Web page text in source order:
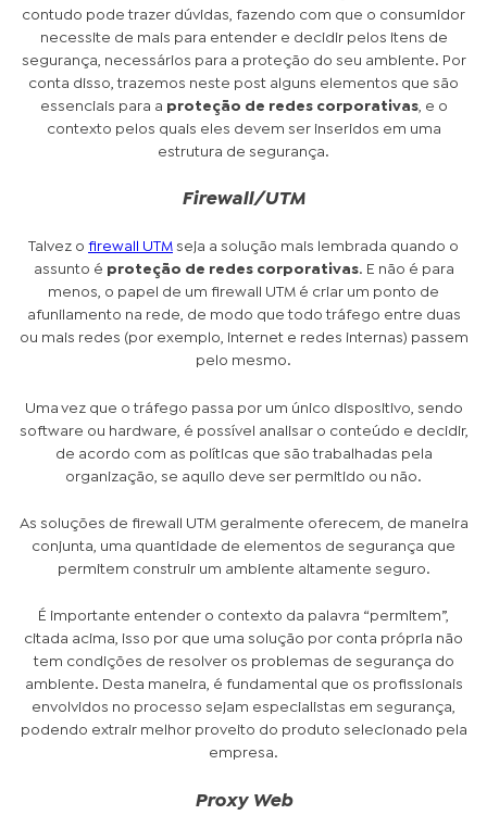
contudo pode trazer dúvidas, fazendo com que o consumidor
necessite de mais para entender e decidir pelos itens de
segurança, necessários para a proteção do seu ambiente. Por
conta disso, trazemos neste post alguns elementos que são
essenciais para a proteção de redes corporativas, e o
contexto pelos quais eles devem ser inseridos em uma
estrutura de segurança.
Firewall/UTM
Talvez o firewall UTM seja a solução mais lembrada quando o
assunto é proteção de redes corporativas. E não é para
menos, o papel de um firewall UTM é criar um ponto de
afunilamento na rede, de modo que todo tráfego entre duas
ou mais redes (por exemplo, internet e redes internas) passem
pelo mesmo.
Uma vez que o tráfego passa por um único dispositivo, sendo
software ou hardware, é possível analisar o conteúdo e decidir,
de acordo com as políticas que são trabalhadas pela
organização, se aquilo deve ser permitido ou não.
As soluções de firewall UTM geralmente oferecem, de maneira
conjunta, uma quantidade de elementos de segurança que
permitem construir um ambiente altamente seguro.
É importante entender o contexto da palavra “permitem”,
citada acima, isso por que uma solução por conta própria não
tem condições de resolver os problemas de segurança do
ambiente. Desta maneira, é fundamental que os profissionais
envolvidos no processo sejam especialistas em segurança,
podendo extrair melhor proveito do produto selecionado pela
empresa.
Proxy Web